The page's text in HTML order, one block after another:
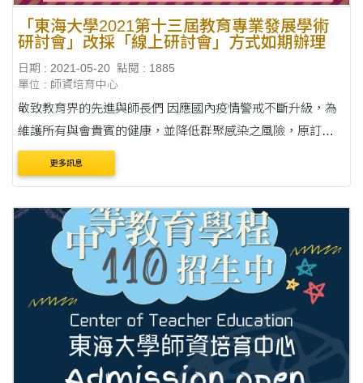
「東海大學2021第十三屆教育專業發展學術
研討會」改採「線上研討會」方式如期辦理
日期 : 2021-05-20 點閱 : 1885
單位 : 師資培育中心
敬致教育界的先進與師長們 因應國內疫情警戒不斷升級，為
維護所有與會貴賓的健康，並降低群聚感染之風險，原訂
2021年5月22日舉行之「東海大學2021第十三屆教育專業發展
學術研討會」，將謹依中央流行疫情指揮中心與本....
更多訊息